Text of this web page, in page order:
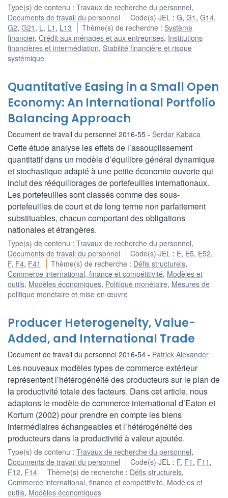
Type(s) de contenu : Travaux de recherche du personnel,
Documents de travail du personnel
Code(s) JEL :G,G1 ,G14,
G2, G21 , L , L1 , L13 Thème(s) de recherche : Système
financier, Crédit aux ménages et aux entreprises, Institutions
financières et intermédiation, Stabilité financière et risque
systémique
Quantitative Easing in a Small Open
Economy: An International Portfolio
Balancing Approach
Document de travail du personnel 2016-55 Serdar Kabaca
Cette étude analyse les effets de l’assouplissement
quantitatif dans un modèle d’équilibre général dynamique
et stochastique adapté à une petite économie ouverte qui
inclut des rééquilibrages de portefeuilles internationaux.
Les portefeuilles sont classés comme des sous-
portefeuilles de court et de long terme non parfaitement
substituables, chacun comportant des obligations
nationales et étrangères.
Type(s) de contenu : Travaux de recherche du personnel,
Documents de travail du personnel
Code(s) JEL : E, E5, E52,
F, F4, F41 Thème(s) de recherche : Défis structurels,
Commerce international, finance et compétitivité, Modèles et
outils, Modèles économiques, Politique monétaire, Mesures de
politique monétaire et mise en œuvre
Producer Heterogeneity, Value-
Added, and International Trade
Document de travail du personnel 2016-54 Patrick Alexander
Les nouveaux modèles types de commerce extérieur
représentent l’hétérogénéité des producteurs sur le plan de
la productivité totale des facteurs. Dans cet article, nous
adaptons le modèle de commerce international d’Eaton et
Kortum (2002) pour prendre en compte les biens
intermédiaires échangeables et l’hétérogénéité des
producteurs dans la productivité à valeur ajoutée.
Type(s) de contenu : Travaux de recherche du personnel,
Documents de travail du personnel
Code(s) JEL : F, F1 , F11 ,
F12, F14 Thème(s) de recherche : Défis structurels,
Commerce international, finance et compétitivité, Modèles et
outils, Modèles économiques